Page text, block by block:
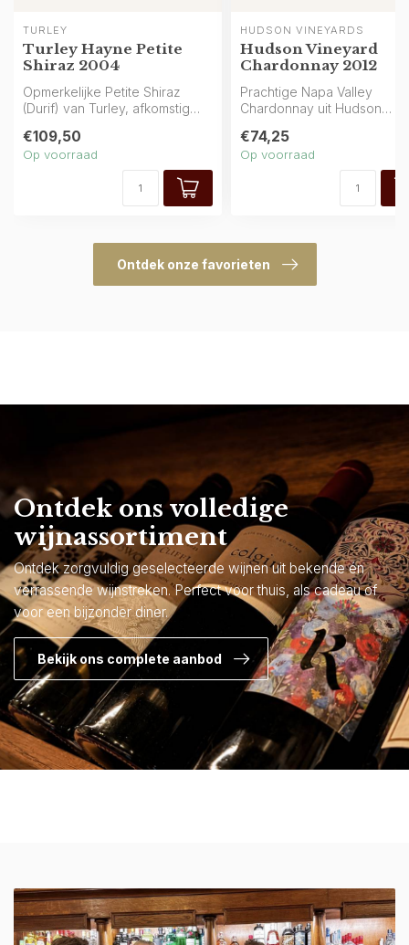
TURLEY
Turley Hayne Petite
Shiraz 2004
Opmerkelijke Petite Shiraz
(Durif) van Turley, afkomstig
€109,50
Op voorraad
HUDSON VINEYARDS
Hudson Vineyard
Chardonnay 2012
Prachtige Napa Valley
Chardonnay uit Hudson
glas en...
€74,25
Op voorraad
Ontdek onze favorieten
Ontdek ons volledige
wijnassortiment
Ontdek zorgvuldig geselecteerde wijnen uit bekende én
verrassende wijnstreken. Perfect voor thuis, als cadeau of
voor een bijzonder diner.
Bekijk ons complete aanbod